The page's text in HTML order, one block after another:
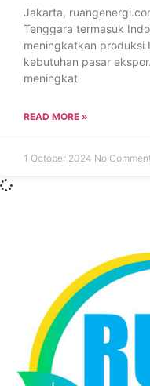
Jakarta,
Tenggara termasuk
meningkatkan produksi
kebutuhan pasar
meningkat
READ MORE »
1 October 2024 No